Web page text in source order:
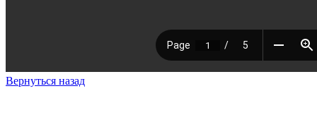
Вернуться назад